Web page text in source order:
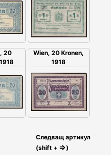
20
Wien, 20 Kronen,
1918
Следващ артикул
(shift + ⇒)